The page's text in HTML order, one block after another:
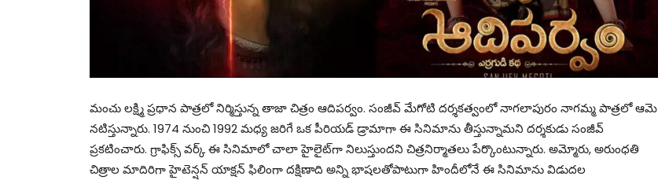
మంచు లక్ష్మి ప్రధాన పాత్రలో నిర్మిస్తున్న తాజా చిత్రం ఆదిపర్వం. సంజీవ్‌ మేగోటి దర్శకత్వంలో నాగలాపురం నాగమ్మ పాత్రలో ఆమె
నటిస్తున్నారు. 1974 నుంచి 1992 మధ్య జరిగే ఒక పీరియడ్‌ డ్రామాగా ఈ సినిమాను తీస్తున్నామని దర్శకుడు సంజీవ్‌
ప్రకటించారు. గ్రాఫిక్స్‌ వర్క్‌ ఈ సినిమాలో చాలా హైలైట్‌గా నిలుస్తుందని చిత్రనిర్మాతలు పేర్కొంటున్నారు. అమ్మోరు, అరుంధతి
చిత్రాల మాదిరిగా హైటెన్షన్‌ యాక్షన్‌ ఫిలింగా దక్షిణాది అన్ని భాషలతోపాటుగా హిందీలోనే ఈ సినిమాను విడుదల